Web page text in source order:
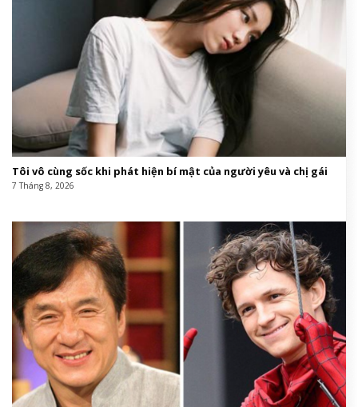
Tôi vô cùng sốc khi phát hiện bí mật của người yêu và chị gái
7 Tháng 8, 2026